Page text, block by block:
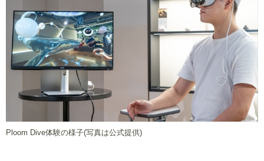
Ploom Dive体験の様子(写真は公式提供)